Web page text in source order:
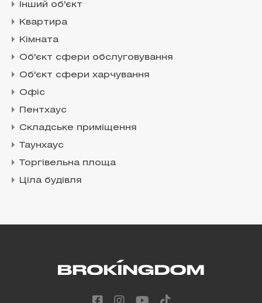
Інший об'єкт
Квартира
Кімната
Об'єкт сфери обслуговування
Об'єкт сфери харчування
Офіс
Пентхаус
Складське приміщення
Таунхаус
Торгівельна площа
Ціла будівля